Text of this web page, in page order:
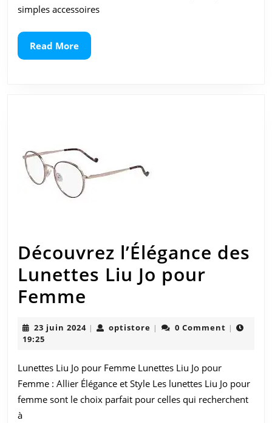
simples accessoires
Read MoreRead
More
Découvrez l’Élégance des
Lunettes Liu Jo pour
Femme
l’Élégance
des
Lunettes
Liu
Jo
23 juin 202423| optistore optistore
| 0 Comment |
19:25
Lunettes Liu Jo pour Femme Lunettes Liu Jo pour
Femme : Allier Élégance et Style Les lunettes Liu Jo pour
femme sont le choix parfait pour celles qui recherchent
à